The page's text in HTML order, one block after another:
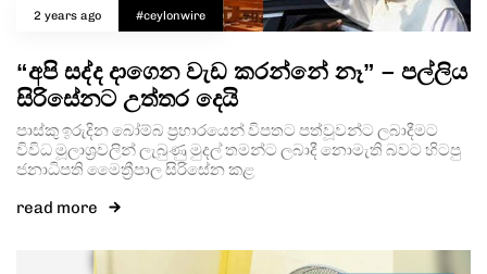
2 years ago #ceylonwire
“අපි සද්ද දාගෙන වැඩ කරන්නේ නෑ” – පල්ලිය
සිරිසේනට උත්තර දෙයි
පාස්කු ඉරුදින බෝම්බ ප්‍රහාරයෙන් විපතට පත්වූවන්ට ලබාදීමට
විවිධ මූලාශ්‍රවලින් ලැබුණු මුදල් තමන්ට ලබාදී නොමැති බවට හිටපු
ජනාධිපති මෛත්‍රීපාල සිරිසේන කළ
read more